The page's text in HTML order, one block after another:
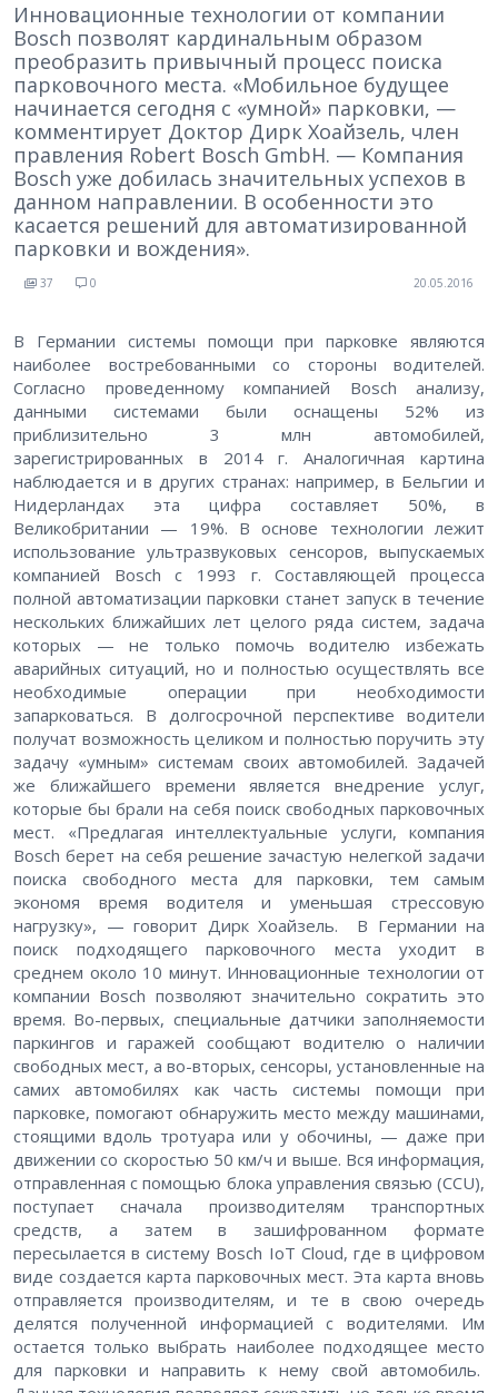
Инновационные технологии от компании
Bosch позволят кардинальным образом
преобразить привычный процесс поиска
парковочного места. «Мобильное будущее
начинается сегодня с «умной» парковки, —
комментирует Доктор Дирк Хоайзель, член
правления Robert Bosch GmbH. — Компания
Bosch уже добилась значительных успехов в
данном направлении. В особенности это
касается решений для автоматизированной
парковки и вождения».
37 0 20.05.2016
В Германии системы помощи при парковке являются
наиболее востребованными со стороны водителей.
Согласно проведенному компанией Bosch анализу,
данными системами были оснащены 52% из
приблизительно 3 млн автомобилей,
зарегистрированных в 2014 г. Аналогичная картина
наблюдается и в других странах: например, в Бельгии и
Нидерландах эта цифра составляет 50%, в
Великобритании — 19%. В основе технологии лежит
использование ультразвуковых сенсоров, выпускаемых
компанией Bosch с 1993 г. Составляющей процесса
полной автоматизации парковки станет запуск в течение
нескольких ближайших лет целого ряда систем, задача
которых — не только помочь водителю избежать
аварийных ситуаций, но и полностью осуществлять все
необходимые операции при необходимости
запарковаться. В долгосрочной перспективе водители
получат возможность целиком и полностью поручить эту
задачу «умным» системам своих автомобилей. Задачей
же ближайшего времени является внедрение услуг,
которые бы брали на себя поиск свободных парковочных
мест. «Предлагая интеллектуальные услуги, компания
Bosch берет на себя решение зачастую нелегкой задачи
поиска свободного места для парковки, тем самым
экономя время водителя и уменьшая стрессовую
нагрузку», — говорит Дирк Хоайзель. В Германии на
поиск подходящего парковочного места уходит в
среднем около 10 минут. Инновационные технологии от
компании Bosch позволяют значительно сократить это
время. Во-первых, специальные датчики заполняемости
паркингов и гаражей сообщают водителю о наличии
свободных мест, а во-вторых, сенсоры, установленные на
самих автомобилях как часть системы помощи при
парковке, помогают обнаружить место между машинами,
стоящими вдоль тротуара или у обочины, — даже при
движении со скоростью 50 км/ч и выше. Вся информация,
отправленная с помощью блока управления связью (CCU),
поступает сначала производителям транспортных
средств, а затем в зашифрованном формате
пересылается в систему Bosch IoT Cloud, где в цифровом
виде создается карта парковочных мест. Эта карта вновь
отправляется производителям, и те в свою очередь
делятся полученной информацией с водителями. Им
остается только выбрать наиболее подходящее место
для парковки и направить к нему свой автомобиль.